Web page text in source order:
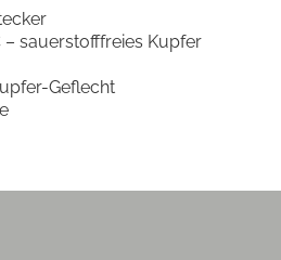
– sauerstofffreies Kupfer
Geflecht